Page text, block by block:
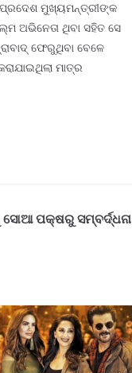
ମୁଖ୍ୟମନ୍ତ୍ରୀଙ୍କ
ଅଭିନେତା ଥିବା ସହିତ ସେ
ଫେରୁଥିବା ବେଳେ
ମାତ୍ର
ପକ୍ଷରୁ ସମ୍ବର୍ଦ୍ଧନା